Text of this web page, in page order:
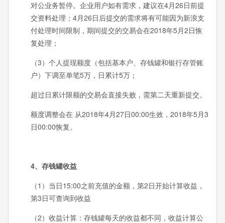
对公业务暂停。企业用户如有需求，建议在4月26日前提
交资料处理；4月26日后提交的需求将有可能因为新浪支
付处理时间限制，期间提交的交易会在2018年5月2日恢
复处理；
（3）个人提现额度（包括基本户、存钱罐和银行存管账
户）下调至单笔5万，日累计5万；
超过日累计限额的交易会直接失败，需第二天重新提交。
额度调整会在 从2018年4月27日00:00生效，2018年5月3
日00:00恢复。
4、存钱罐收益
（1）当日15:00之前充值的金额，第2日开始计算收益，
第3日可查询到收益
（2）收益计算：存钱罐每天的收益都不同，收益计算公